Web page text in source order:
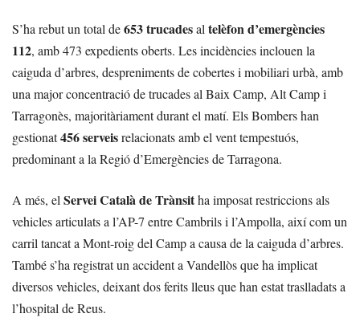
S’ha rebut un total de653 trucadesal telèfon d’emergències
112, amb 473 expedients oberts. Les incidències inclouen la
caiguda d’arbres, despreniments de cobertes i mobiliari urbà, amb
una major concentració de trucades al Baix Camp, Alt Camp i
Tarragonès, majoritàriament durant el matí. Els Bombers han
gestionat456 serveisrelacionats amb el vent tempestuós,
predominant a la Regió d’Emergències de Tarragona.
A més, el Servei Català de Trànsitha imposat restriccions als
vehicles articulats a l’AP-7 entre Cambrils i l’Ampolla, així com un
carril tancat a Mont-roig del Camp a causa de la caiguda d’arbres.
També s’ha registrat un accident a Vandellòs que ha implicat
diversos vehicles, deixant dos ferits lleus que han estat traslladats a
l’hospital de Reus.